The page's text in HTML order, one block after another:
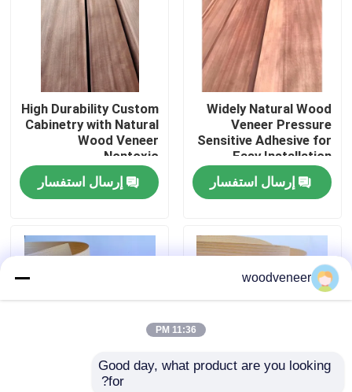
معلومات عنا
جولة في المعمل
رقابة جودة
اتصل بنا
اطلب اقتباس
قشرة الخشب الطبيعي
Widely Natural Wood
Veneer Pressure
Sensitive Adhesive for
Easy Installation
إرسال استفسار
High Durability Custom
Cabinetry with Natural
Wood Veneer
Nontoxic
إرسال استفسار
Widely Sturdy Genuine
woodveneer
11:36 PM
Good day, what product are you looking
for?